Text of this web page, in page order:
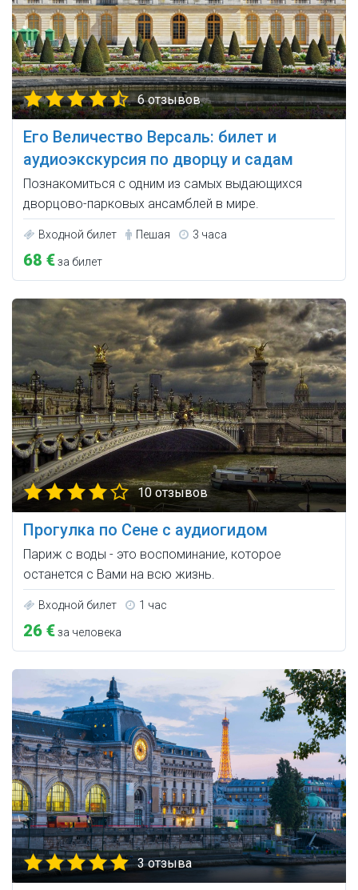
6 отзывов
Его Величество Версаль: билет и
аудиоэкскурсия по дворцу и садам
Познакомиться с одним из самых выдающихся
дворцово-парковых ансамблей в мире.
Входной билет Пешая 3 часа
68 €за билет
10 отзывов
Прогулка по Сене с аудиогидом
Париж с воды - это воспоминание, которое
останется с Вами на всю жизнь.
Входной билет 1 час
26 €за человека
3 отзыва